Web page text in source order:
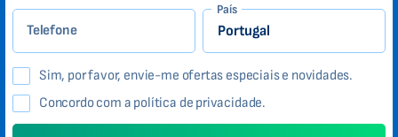
Telefone
País
Sim, por favor, envie-me ofertas especiais e novidades.
Concordo com a política de privacidade.